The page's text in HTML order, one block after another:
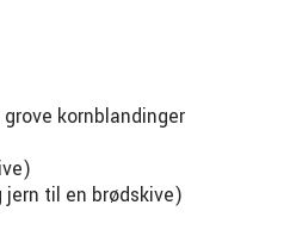
kornblandinger
til en brødskive)